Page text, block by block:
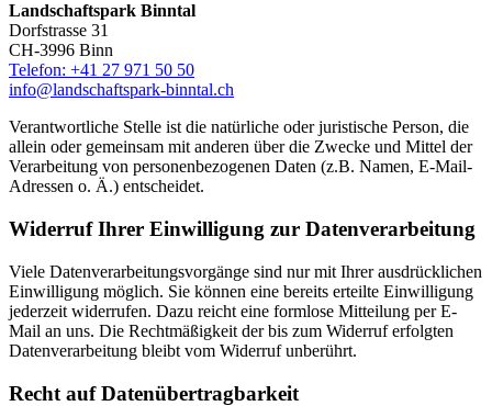
Landschaftspark Binntal
Dorfstrasse 31
CH-3996 Binn
Telefon: +41 27 971 50 50
info@landschaftspark-binntal.ch
Verantwortliche Stelle ist die natürliche oder juristische Person, die
allein oder gemeinsam mit anderen über die Zwecke und Mittel der
Verarbeitung von personenbezogenen Daten (z.B. Namen, E-Mail-
Adressen o. Ä.) entscheidet.
Widerruf Ihrer Einwilligung zur Datenverarbeitung
Viele Datenverarbeitungsvorgänge sind nur mit Ihrer ausdrücklichen
Einwilligung möglich. Sie können eine bereits erteilte Einwilligung
jederzeit widerrufen. Dazu reicht eine formlose Mitteilung per E-
Mail an uns. Die Rechtmäßigkeit der bis zum Widerruf erfolgten
Datenverarbeitung bleibt vom Widerruf unberührt.
Recht auf Datenübertragbarkeit